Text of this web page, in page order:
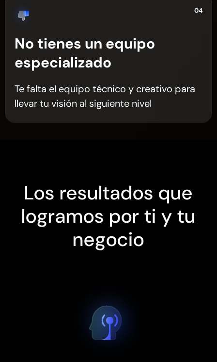
04
No tienes un equipo
especializado
Te falta el equipo técnico y creativo para
llevar tu visión al siguiente nivel
Los resultados que
logramos por ti y tu
negocio